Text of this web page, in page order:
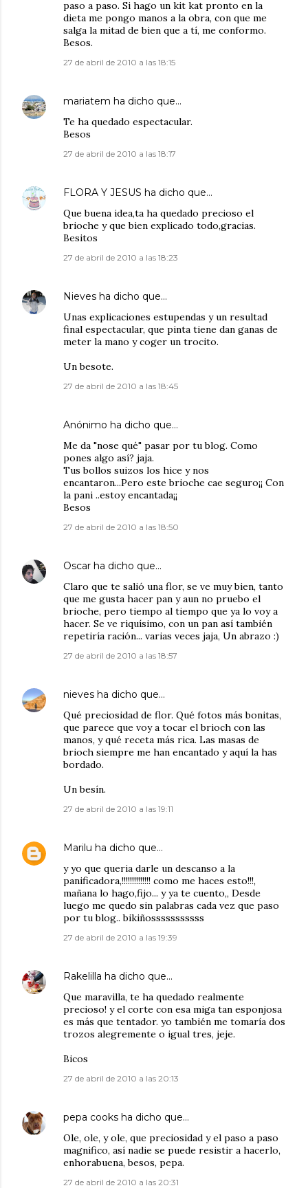
paso a paso. Si hago un kit kat pronto en la
dieta me pongo manos a la obra, con que me
salga la mitad de bien que a tí, me conformo.
Besos.
27 de abril de 2010 a las 18:15
mariatem ha dicho que…
Te ha quedado espectacular.
Besos
27 de abril de 2010 a las 18:17
FLORA Y JESUS ha dicho que…
Que buena idea,ta ha quedado precioso el
brioche y que bien explicado todo,gracias.
Besitos
27 de abril de 2010 a las 18:23
Nieves ha dicho que…
Unas explicaciones estupendas y un resultad
final espectacular, que pinta tiene dan ganas de
meter la mano y coger un trocito.
Un besote.
27 de abril de 2010 a las 18:45
Anónimo ha dicho que…
Me da "nose qué" pasar por tu blog. Como
pones algo así? jaja.
Tus bollos suizos los hice y nos
encantaron...Pero este brioche cae seguro¡¡ Con
la pani ..estoy encantada¡¡
Besos
27 de abril de 2010 a las 18:50
Oscar ha dicho que…
Claro que te salió una flor, se ve muy bien, tanto
que me gusta hacer pan y aun no pruebo el
brioche, pero tiempo al tiempo que ya lo voy a
hacer. Se ve riquísimo, con un pan así también
repetiría ración... varias veces jaja, Un abrazo :)
27 de abril de 2010 a las 18:57
nieves ha dicho que…
Qué preciosidad de flor. Qué fotos más bonitas,
que parece que voy a tocar el brioch con las
manos, y qué receta más rica. Las masas de
brioch siempre me han encantado y aquí la has
bordado.
Un besín.
27 de abril de 2010 a las 19:11
Marilu ha dicho que…
y yo que queria darle un descanso a la
panificadora,!!!!!!!!!!!!!! como me haces esto!!!,
mañana lo hago,fijo... y ya te cuento,, Desde
luego me quedo sin palabras cada vez que paso
por tu blog.. bikiñosssssssssss
27 de abril de 2010 a las 19:39
Rakelilla ha dicho que…
Que maravilla, te ha quedado realmente
precioso! y el corte con esa miga tan esponjosa
es más que tentador. yo también me tomaría dos
trozos alegremente o igual tres, jeje.
Bicos
27 de abril de 2010 a las 20:13
pepa cooks ha dicho que…
Ole, ole, y ole, que preciosidad y el paso a paso
magnifico, así nadie se puede resistir a hacerlo,
enhorabuena, besos, pepa.
27 de abril de 2010 a las 20:31